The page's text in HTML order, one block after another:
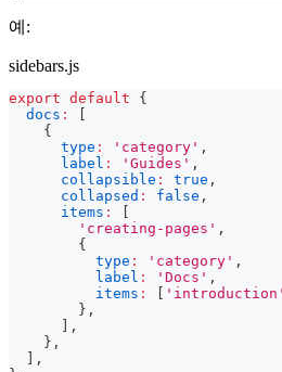
예:
sidebars.js
export default
{
docs :
{
type : 'category' ,
label : 'Guides' ,
collapsible : true ,
collapsed : false ,
items :
'creating-pages' ,
{
type : 'category' ,
label : 'Docs' ,
items : 'introduction'
} ,
,
} ,
,